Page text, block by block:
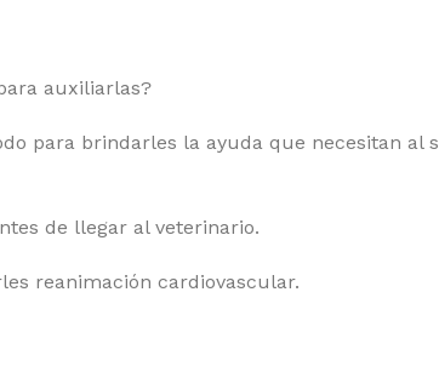
auxiliarlas?
todo para brindarles la ayuda que necesitan
de llegar al veterinario.
reanimación cardiovascular.